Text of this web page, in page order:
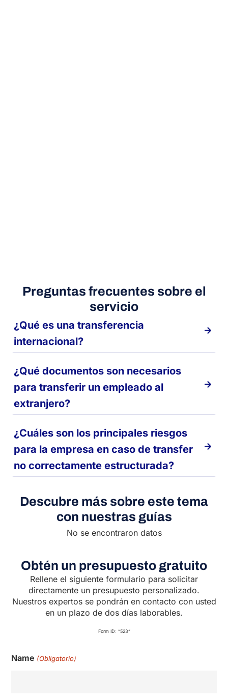
Preguntas frecuentes sobre el
servicio
¿Qué es una transferencia
internacional?
¿Qué documentos son necesarios
para transferir un empleado al
extranjero?
¿Cuáles son los principales riesgos
para la empresa en caso de transfer
no correctamente estructurada?
Descubre más sobre este tema
con nuestras guías
No se encontraron datos
Obtén un presupuesto gratuito
Rellene el siguiente formulario para solicitar
directamente un presupuesto personalizado.
Nuestros expertos se pondrán en contacto con usted
en un plazo de dos días laborables.
Form ID: “523”
Name (Obligatorio)